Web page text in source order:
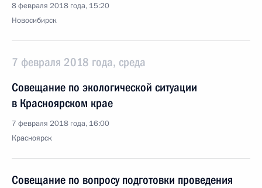
8 февраля 2018 года, 15:20
Новосибирск
7 февраля 2018 года, среда
Совещание по экологической ситуации
в Красноярском крае
7 февраля 2018 года, 16:00
Красноярск
Совещание по вопросу подготовки проведения